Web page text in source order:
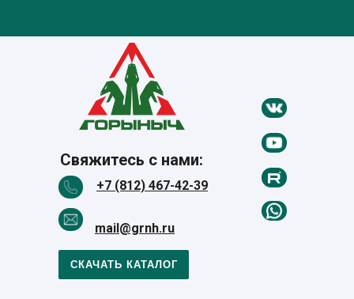
+7 (812) 467-42-39
СКАЧАТЬ КАТАЛОГ
Свяжитесь с нами:
mail@grnh.ru